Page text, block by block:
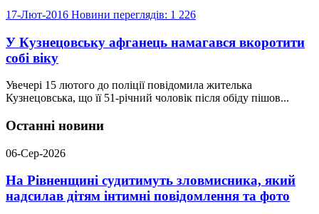
17-Лют-2016 Новини переглядів: 1 226
У Кузнецовську афганець намагався вкоротити
собі віку
Увечері 15 лютого до поліції повідомила жителька
Кузнецовська, що її 51-річний чоловік після обіду пішов...
Останні новини
06-Сер-2026
На Рівненщині судитимуть зловмисника, який
надсилав дітям інтимні повідомлення та фото